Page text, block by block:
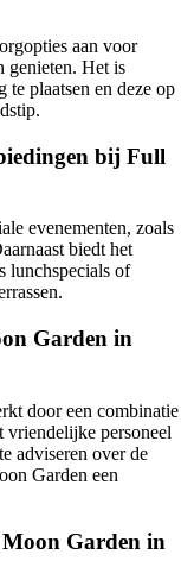
aan voor
genieten. Het is
plaatsen en deze op
bij Full
evenementen, zoals
biedt het
lunchspecials of
Garden in
door een combinatie
vriendelijke personeel
adviseren over de
Garden een
Garden in